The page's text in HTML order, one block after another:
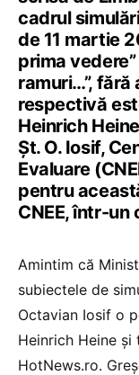
cadrul
de 11 martie
prima
ramuri…”,
respectivă
Heinrich
Șt. O. Iosif,
Evaluare
pentru
CNEE, într-un
Amintim că
subiectele de
Octavian Iosif o
Heinrich Heine și
HotNews.ro.